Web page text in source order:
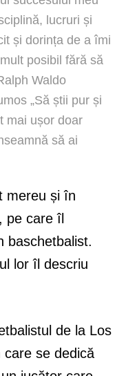
lucruri și
și dorința de a îmi
posibil fără să
Waldo
„Să știi pur și
mai ușor doar
să ai
mereu și în
pe care îl
baschetbalist.
lor îl descriu
de la Los
se dedică